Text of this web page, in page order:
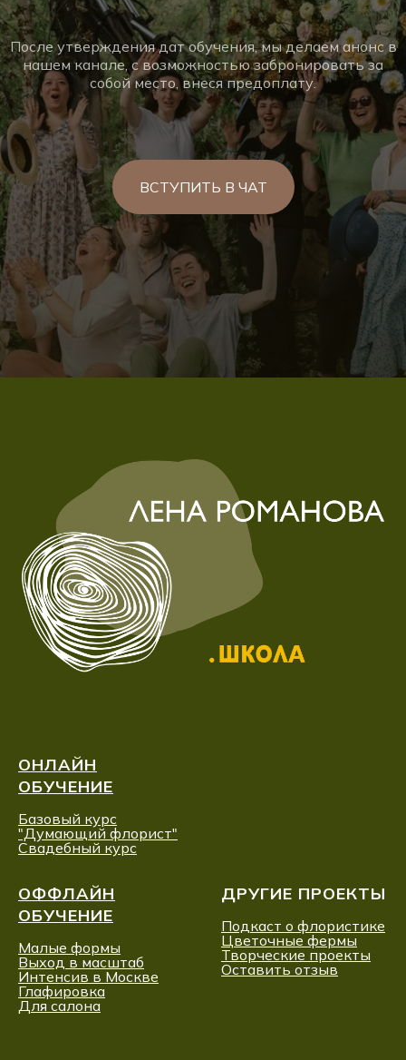
После утверждения дат обучения, мы делаем анонс в
нашем канале, с возможностью забронировать за
собой место, внеся предоплату.
ВСТУПИТЬ В ЧАТ
ОНЛАЙН
ОБУЧЕНИЕ
Базовый курс
"Думающий флорист"
Свадебный курс
ОФФЛАЙН
ОБУЧЕНИЕ
Малые формы
Выход в масштаб
Интенсив в Москве
Глафировка
Для салона
ДРУГИЕ ПРОЕКТЫ
Подкаст о флористике
Цветочные фермы
Творческие проекты
Оставить отзыв